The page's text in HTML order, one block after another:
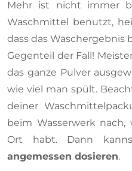
Mehr ist nicht immer
Waschmittel benutzt,
dass das Waschergebnis
Gegenteil der Fall!
das ganze Pulver
wie viel man spült.
deiner
beim Wasserwerk
Ort habt. Dann
angemessen dosieren.